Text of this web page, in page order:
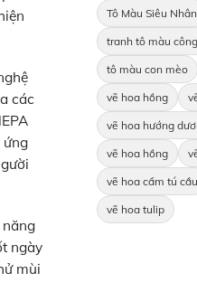
các
ứng
ngày
mùi
Tô Màu Siêu Nhân
tranh tô màu
tô màu con mèo
vẽ hoa hồng
vẽ hoa hướng
vẽ hoa hồng
vẽ hoa cẩm tú cầu
vẽ hoa tulip